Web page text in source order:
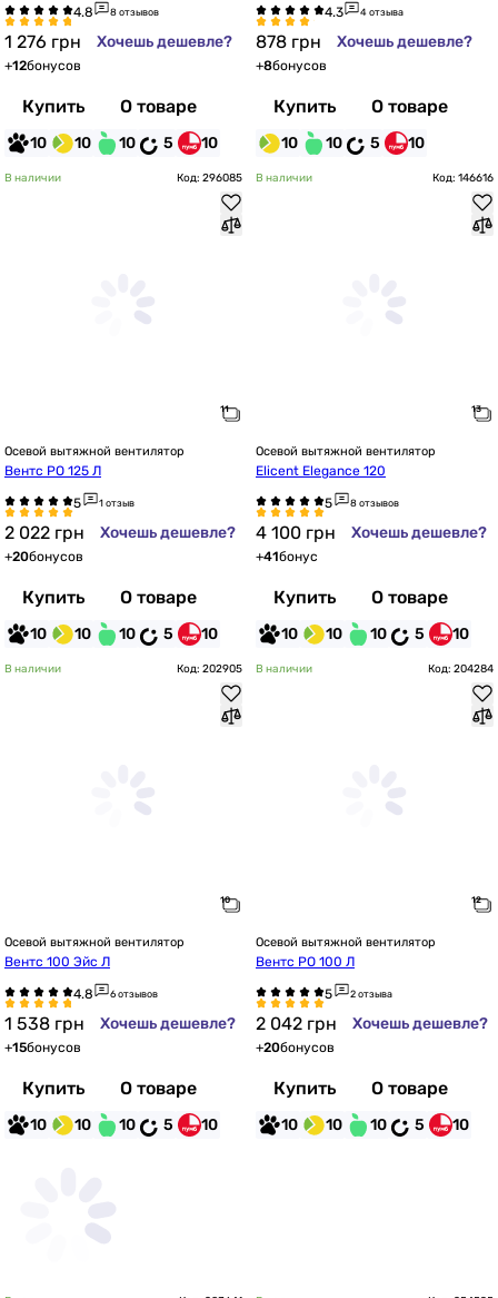
8 отзывов
1 276 грн Хочешь дешевле?
+12бонусов
Купить О товаре
10 10 10 5 10
4 отзыва
878 грн Хочешь дешевле?
+8бонусов
Купить О товаре
10 10 5 10
В наличии Код: 296085
Осевой вытяжной вентилятор
Вентс РО 125 Л
1 отзыв
2 022 грн Хочешь дешевле?
+20бонусов
Купить О товаре
10 10 10 5 10
В наличии Код: 146616
Осевой вытяжной вентилятор
Elicent Elegance 120
8 отзывов
4 100 грн Хочешь дешевле?
+41бонус
Купить О товаре
10 10 10 5 10
В наличии Код: 202905
Осевой вытяжной вентилятор
Вентс 100 Эйс Л
6 отзывов
1 538 грн Хочешь дешевле?
+15бонусов
Купить О товаре
10 10 10 5 10
В наличии Код: 204284
Осевой вытяжной вентилятор
Вентс РО 100 Л
2 отзыва
2 042 грн Хочешь дешевле?
+20бонусов
Купить О товаре
10 10 10 5 10